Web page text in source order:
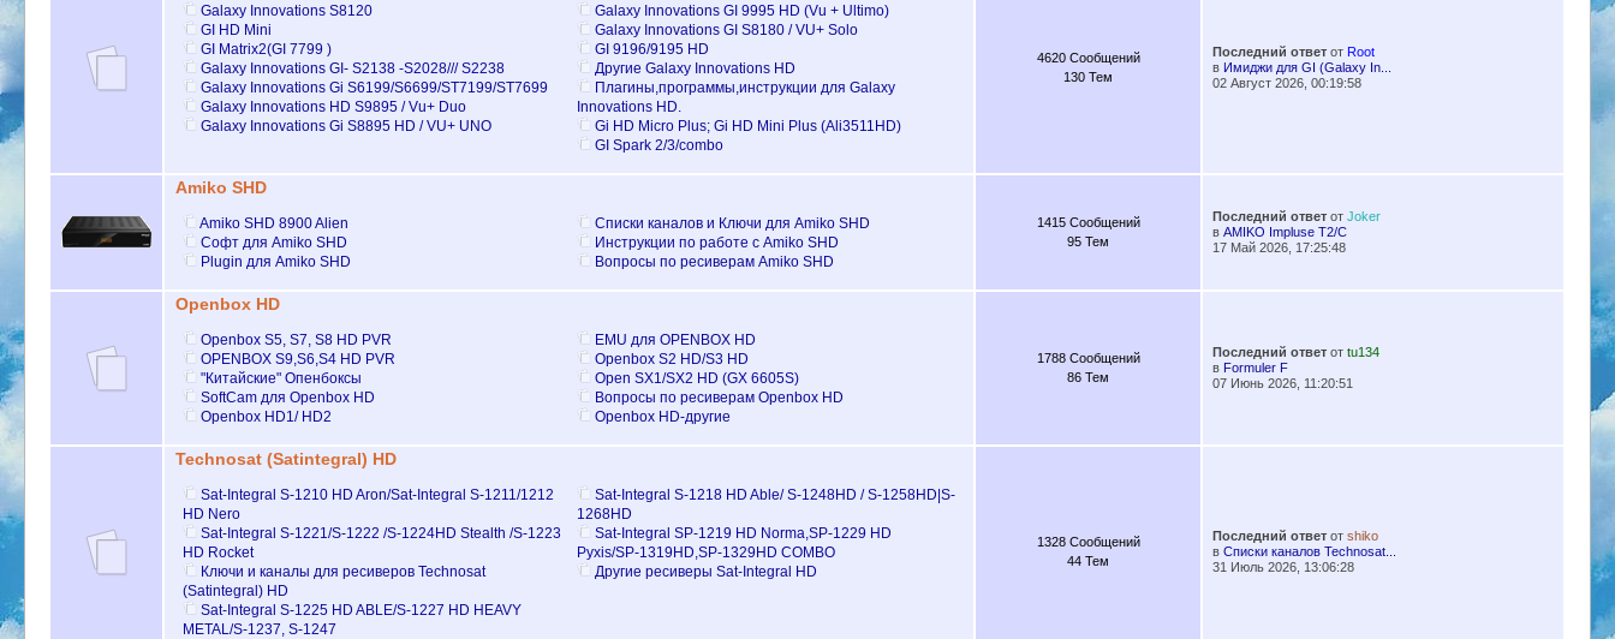
Galaxy Innovations S8120
GI HD Mini
GI Matrix2(GI 7799 )
Galaxy Innovations GI- S2138 -S2028/// S2238
Galaxy Innovations Gi S6199/S6699/ST7199/ST7699
Galaxy Innovations HD S9895 / Vu+ Duo
Galaxy Innovations Gi S8895 HD / VU+ UNO
Galaxy Innovations GI 9995 HD (Vu + Ultimo)
Galaxy Innovations GI S8180 / VU+ Solo
GI 9196/9195 HD
Другие Galaxy Innovations HD
Плагины,программы,инструкции для Galaxy
Innovations HD.
Gi HD Micro Plus; Gi HD Mini Plus (Ali3511HD)
GI Spark 2/3/combo
4620 Сообщений
130 Тем
Последний ответот Root
в Имиджи для GI (Galaxy In...
02 Август 2026, 00:19:58
Amiko SHD
Amiko SHD 8900 Alien
Софт для Amiko SHD
Plugin для Amiko SHD
Списки каналов и Ключи для Amiko SHD
Инструкции по работе с Amiko SHD
Вопросы по ресиверам Amiko SHD
1415 Сообщений
95 Тем
Последний ответот Joker
в AMIKO Impluse T2/C
17 Май 2026, 17:25:48
Openbox HD
Openbox S5, S7, S8 HD PVR
OPENBOX S9,S6,S4 HD PVR
"Китайские" Опенбоксы
SoftCam для Openbox HD
Openbox HD1/ HD2
EMU для OPENBOX HD
Openbox S2 HD/S3 HD
Open SX1/SX2 HD (GX 6605S)
Вопросы по ресиверам Openbox HD
Openbox HD-другие
1788 Сообщений
86 Тем
Последний ответот tu134
в Formuler F
07 Июнь 2026, 11:20:51
Technosat (Satintegral) HD
Sat-Integral S-1210 HD Aron/Sat-Integral S-1211/1212
HD Nero
Sat-Integral S-1221/S-1222 /S-1224HD Stealth /S-1223
HD Rocket
Ключи и каналы для ресиверов Technosat
(Satintegral) HD
Sat-Integral S-1225 HD ABLE/S-1227 HD HEAVY
METAL/S-1237, S-1247
Sat-Integral S-1218 HD Able/ S-1248HD / S-1258HD|S-
1268HD
Sat-Integral SP-1219 HD Norma,SP-1229 HD
Pyxis/SP-1319HD,SP-1329HD COMBO
Другие ресиверы Sat-Integral HD
1328 Сообщений
44 Тем
Последний ответот shiko
в Списки каналов Technosat...
31 Июль 2026, 13:06:28